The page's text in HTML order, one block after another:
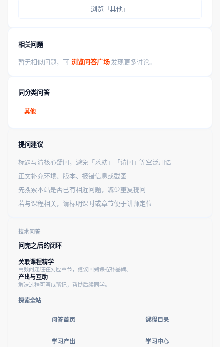
浏览「其他」
相关问题
暂无相似问题，可 浏览问答广场 发现更多讨论。
同分类问答
其他
提问建议
标题写清核心疑问，避免「求助」「请问」等空泛用语
正文补充环境、版本、报错信息或截图
先搜索本站是否已有相近问题，减少重复提问
若与课程相关，请标明课时或章节便于讲师定位
技术问答
问完之后的闭环
关联课程精学
高频问题往往对应章节，建议回到课程补基础。
产出与互助
解决过程可写成笔记，帮助后续同学。
探索全站
问答首页 课程目录
学习产出 学习中心